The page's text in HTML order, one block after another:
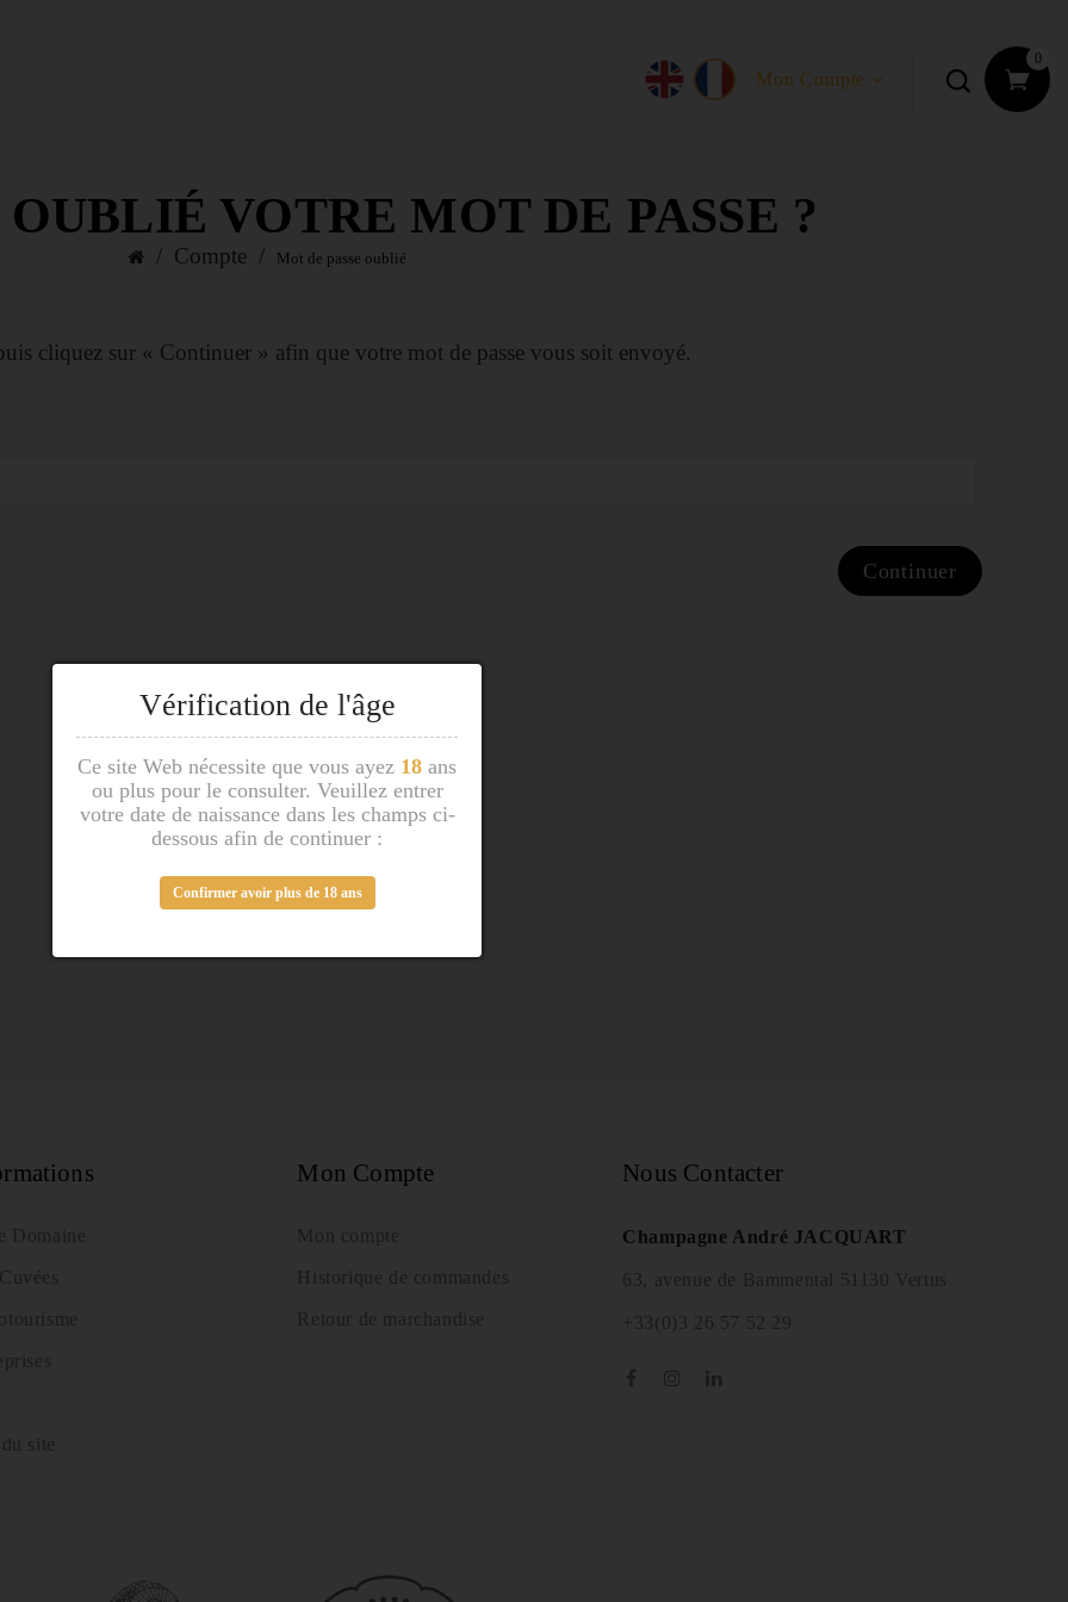
0
Mon Compte
VOTRE MOT DE PASSE ?
Compte Mot de passe oublié
cliquez sur « Continuer » afin que votre mot de passe vous soit envoyé.
Domaine
site
Mon Compte
Mon compte
Historique de commandes
Retour de marchandise
Nous Contacter
Champagne André JACQUART
63, avenue de Bammental 51130 Vertus
+33(0)3 26 57 52 29
Vérification de l'âge
Ce site Web nécessite que vous ayez 18 ans
ou plus pour le consulter. Veuillez entrer
votre date de naissance dans les champs ci-
dessous afin de continuer :
Confirmer avoir plus de 18 ans